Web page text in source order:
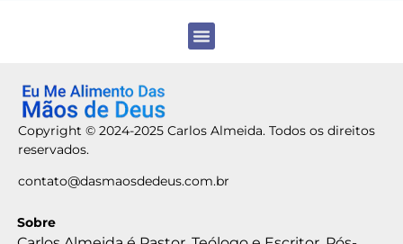
Copyright © 2024-2025 Carlos Almeida. Todos os direitos
reservados.
contato@dasmaosdedeus.com.br
Sobre